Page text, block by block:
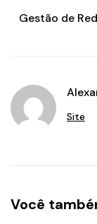
Gestão de
Site
Você
publicidade em